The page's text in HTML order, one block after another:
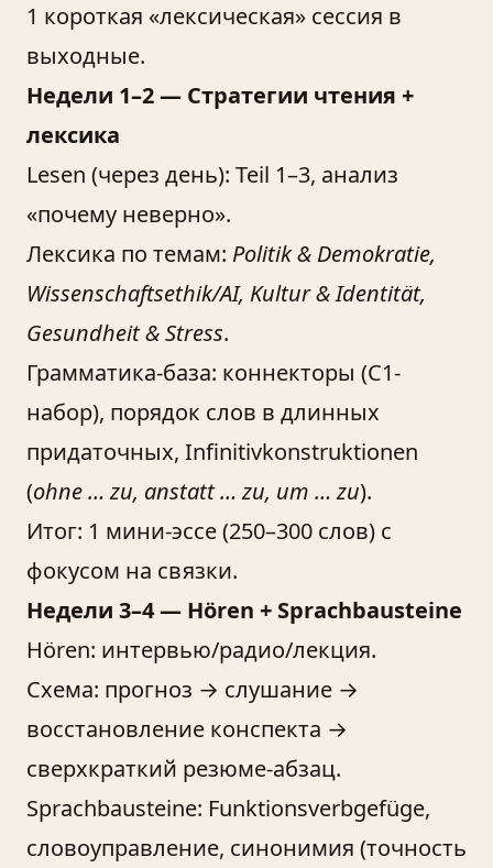
1 короткая «лексическая» сессия в
выходные.
Недели 1–2 — Стратегии чтения +
лексика
Lesen (через день): Teil 1–3, анализ
«почему неверно».
Лексика по темам: Politik & Demokratie,
Wissenschaftsethik/AI, Kultur & Identität,
Gesundheit & Stress.
Грамматика-база: коннекторы (С1-
набор), порядок слов в длинных
придаточных, Infinitivkonstruktionen
(ohne … zu, anstatt … zu, um … zu).
Итог: 1 мини-эссе (250–300 слов) с
фокусом на связки.
Недели 3–4 — Hören + Sprachbausteine
Hören: интервью/радио/лекция.
Схема: прогноз → слушание →
восстановление конспекта →
сверхкраткий резюме-абзац.
Sprachbausteine: Funktionsverbgefüge,
словоуправление, синонимия (точность